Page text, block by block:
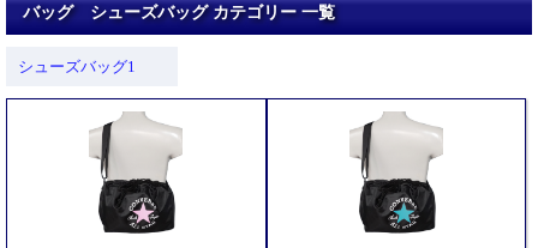
バッグ シューズバッグ カテゴリー 一覧
シューズバッグ1